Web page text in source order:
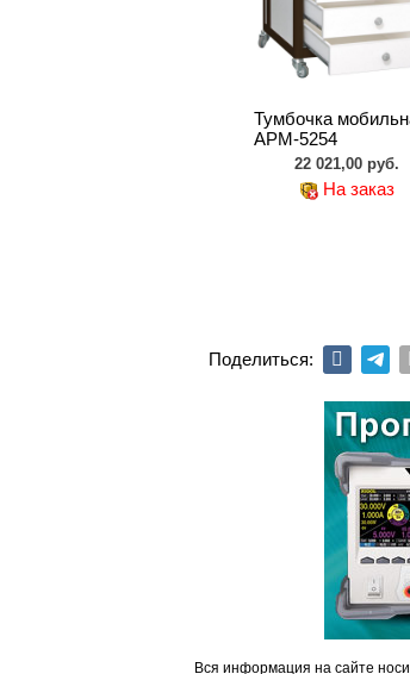
Тумбочка
АРМ-5254
22 021,00 руб.
На заказ
Поделиться:
Вся информация на сайте